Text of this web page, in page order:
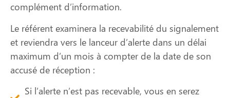
complément d’information.
Le référent examinera la recevabilité du signalement
et reviendra vers le lanceur d’alerte dans un délai
maximum d’un mois à compter de la date de son
accusé de réception :
Si l’alerte n’est pas recevable, vous en serez